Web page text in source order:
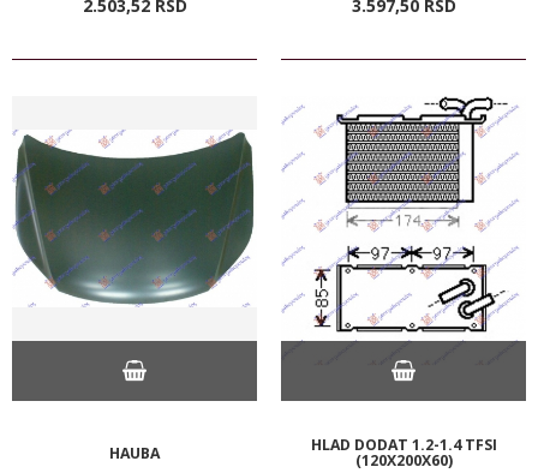
2.503,52 RSD 3.597,50 RSD
HAUBA HLAD DODAT 1.2-1.4 TFSI
(120X200X60)